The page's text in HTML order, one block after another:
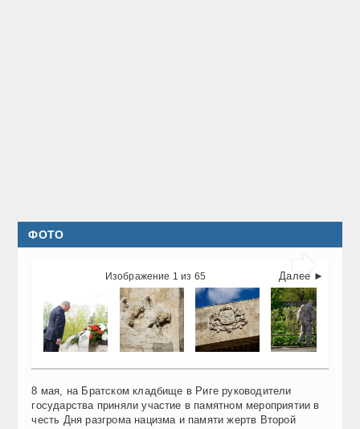
ФОТО

Далее ►
Изображение 1 из 65
8 мая, на Братском кладбище в Риге руководители
государства приняли участие в памятном мероприятии в
честь Дня разгрома нацизма и памяти жертв Второй